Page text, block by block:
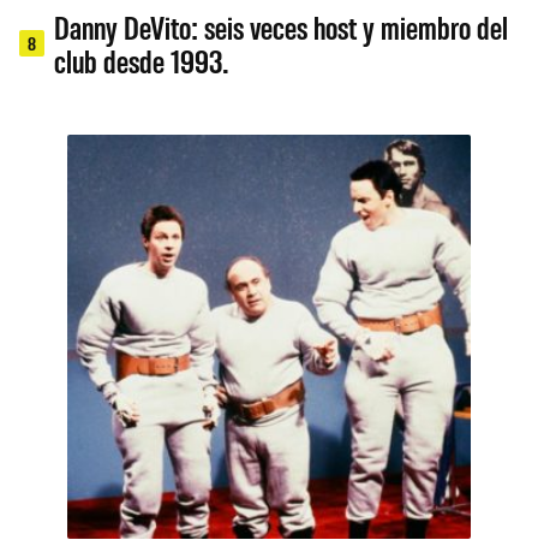
8
Danny DeVito: seis veces host y miembro del
club desde 1993.